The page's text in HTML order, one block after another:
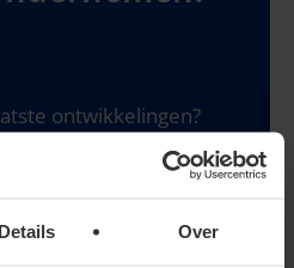
Details Over
ontwikkelingen?
onze nieuwsservice